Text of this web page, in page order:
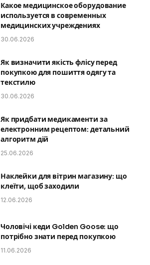
Какое медицинское оборудование
используется в современных
медицинских учреждениях
30.06.2026
Як визначити якість флісу перед
покупкою для пошиття одягу та
текстилю
30.06.2026
Як придбати медикаменти за
електронним рецептом: детальний
алгоритм дій
25.06.2026
Наклейки для вітрин магазину: що
клеїти, щоб заходили
12.06.2026
Чоловічі кеди Golden Goose: що
потрібно знати перед покупкою
11.06.2026